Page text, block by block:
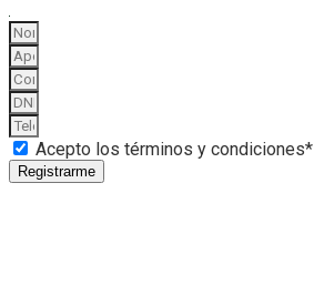
Acepto los términos y condiciones*
Registrarme